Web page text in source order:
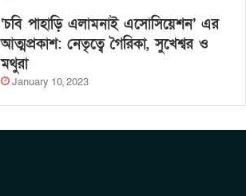
‘চবি পাহাড়ি এলামনাই এসোসিয়েশন’ এর
আত্মপ্রকাশ: নেতৃত্বে গৈরিকা, সুখেশ্বর ও
মথুরা
January 10, 2023